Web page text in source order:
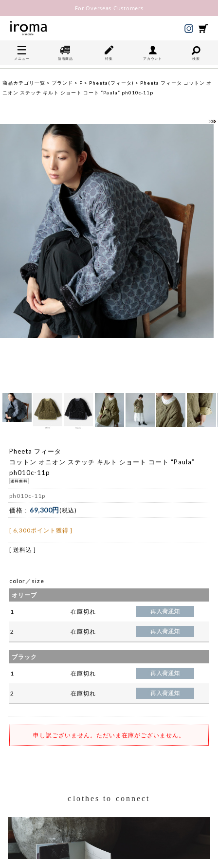
For Overseas Customers
メニュー 新着商品 特集 アカウント 検索
商品カテゴリ一覧 > ブランド > P > Pheeta(フィータ) > Pheeta フィータ コットン オ
ニオン ステッチ キルト ショート コート “Paula” ph010c-11p
Pheeta フィータ
コットン オニオン ステッチ キルト ショート コート “Paula”
ph010c-11p
ph010c-11p
価格 : 69,300円(税込)
[ 6,300ポイント獲得 ]
[ 送料込 ]
color／size
オリーブ
1 在庫切れ
2 在庫切れ
ブラック
1 在庫切れ
2 在庫切れ
申し訳ございません。ただいま在庫がございません。
clothes to connect